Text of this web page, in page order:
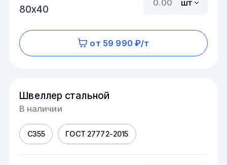
80х40
шт
от 59 990 ₽/т
Швеллер стальной
В наличии
С355 ГОСТ 27772-2015